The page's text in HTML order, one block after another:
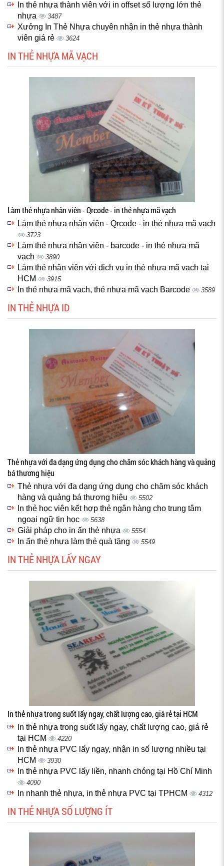
In thẻ nhựa thành viên với in offset số lượng lớn thẻ
nhựa
3487
Xưởng In Thẻ Nhựa chuyên nhận in thẻ nhựa thành
viên giá rẻ
3624
IN THẺ NHỰA MÃ VẠCH
Làm thẻ nhựa nhân viên - Qrcode - in thẻ nhựa mã vạch
Làm thẻ nhựa nhân viên - Qrcode - in thẻ nhựa mã vạch
3723
Làm thẻ nhựa nhân viên - barcode - in thẻ nhựa mã
vạch
3890
Làm thẻ nhân viên với dịch vụ in thẻ nhựa mã vạch tại
HCM
3915
In thẻ nhựa mã vạch, thẻ nhựa mã vạch Barcode 3589
IN THẺ NHỰA ID
Thẻ nhựa với đa dạng ứng dụng cho chăm sóc khách hàng và quảng
bá thương hiệu
Thẻ nhựa với đa dạng ứng dụng cho chăm sóc khách
hàng và quảng bá thương hiệu
5502
In thẻ học viên kết hợp thẻ ngân hàng cho trung tâm
ngoại ngữ tin học
5638
Giải pháp cho in ấn thẻ nhựa 5554
In ấn thẻ nhựa làm thẻ quà tặng 5549
IN THẺ NHỰA LẤY NGAY
In thẻ nhựa trong suốt lấy ngay, chất lượng cao, giá rẻ tại HCM
In thẻ nhựa trong suốt lấy ngay, chất lượng cao, giá rẻ
tại HCM
4220
In thẻ nhựa PVC lấy ngay, nhận in số lượng nhiều tại
HCM
3930
In thẻ nhựa PVC lấy liền, nhanh chóng tại Hồ Chí Minh
4090
In nhanh thẻ nhựa, in thẻ nhựa PVC tại TPHCM 4312
IN THẺ NHỰA SỐ LƯỢNG ÍT